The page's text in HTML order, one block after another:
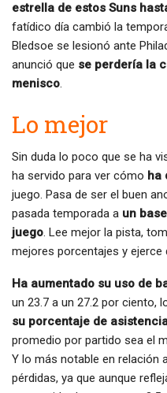
estrella de estos Suns
fatídico día cambió la
Bledsoe se lesionó ante
anunció que se perdería la
menisco.
Lo mejor
Sin duda lo poco que se ha
ha servido para ver cómo ha
juego. Pasa de ser el buen
pasada temporada a un
juego. Lee mejor la pista,
mejores porcentajes y ejerce
Ha aumentado su uso de
un 23.7 a un 27.2 por ciento,
su porcentaje de
promedio por partido sea el
Y lo más notable en relación
pérdidas, ya que aunque